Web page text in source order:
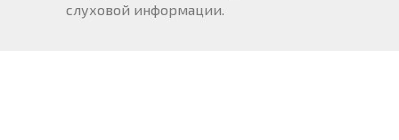
слуховой информации.